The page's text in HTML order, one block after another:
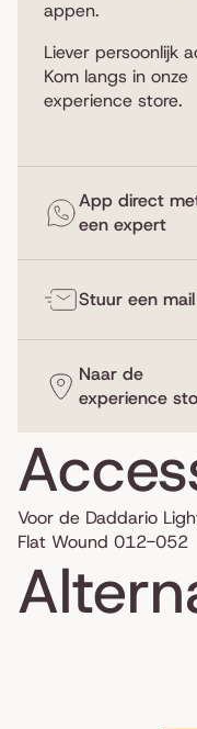
appen.
Liever persoonlijk
Kom langs in onze
experience store.
App direct
een expert
Stuur een mail
Naar de
experience
Voor de Daddario
Flat Wound 012-052